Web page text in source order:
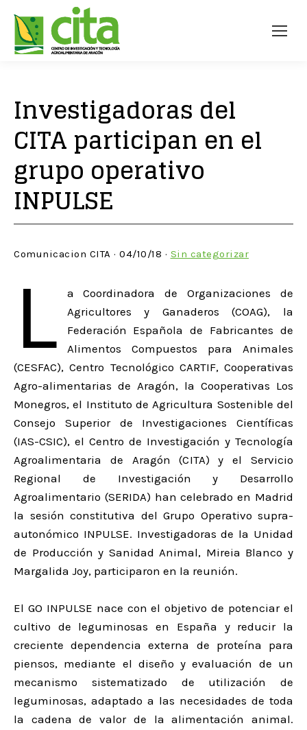
Investigadoras del
CITA participan en el
grupo operativo
INPULSE
Comunicacion CITA · 04/10/18 · Sin categorizar
L
a Coordinadora de Organizaciones de
Agricultores y Ganaderos (COAG), la
Federación Española de Fabricantes de
Alimentos Compuestos para Animales
(CESFAC), Centro Tecnológico CARTIF, Cooperativas
Agro-alimentarias de Aragón, la Cooperativas Los
Monegros, el Instituto de Agricultura Sostenible del
Consejo Superior de Investigaciones Científicas
(IAS-CSIC), el Centro de Investigación y Tecnología
Agroalimentaria de Aragón (CITA) y el Servicio
Regional de Investigación y Desarrollo
Agroalimentario (SERIDA) han celebrado en Madrid
la sesión constitutiva del Grupo Operativo supra-
autonómico INPULSE. Investigadoras de la Unidad
de Producción y Sanidad Animal, Mireia Blanco y
Margalida Joy, participaron en la reunión.
El GO INPULSE nace con el objetivo de potenciar el
cultivo de leguminosas en España y reducir la
creciente dependencia externa de proteína para
piensos, mediante el diseño y evaluación de un
mecanismo sistematizado de utilización de
leguminosas, adaptado a las necesidades de toda
la cadena de valor de la alimentación animal.